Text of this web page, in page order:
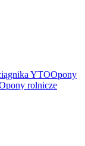
YTOOpony
rolnicze